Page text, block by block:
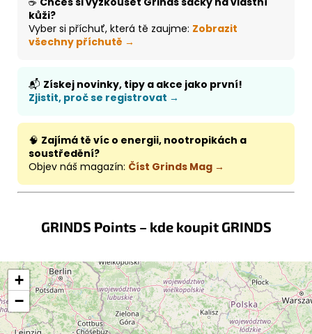
kůži?
Vyber si příchuť, která tě zaujme: Zobrazit
všechny příchutě →
📬 Získej novinky, tipy a akce jako první!
Zjistit, proč se registrovat →
🧠 Zajímá tě víc o energii, nootropikách a
soustředění?
Objev náš magazín: Číst Grinds Mag →
GRINDS Points – kde koupit GRINDS
+
−